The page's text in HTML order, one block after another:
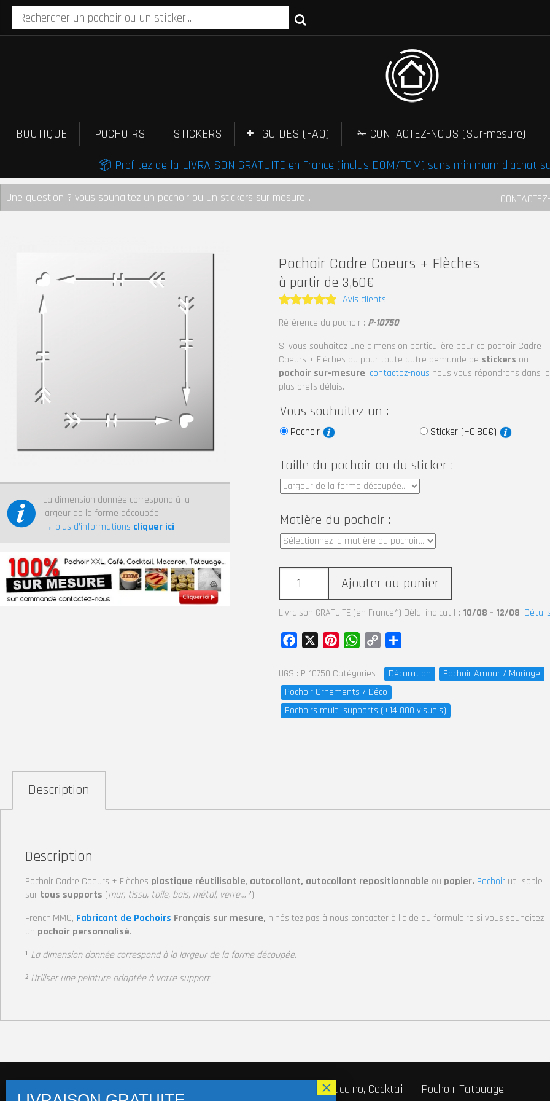
BOUTIQUE POCHOIRS STICKERS GUIDES (FAQ)
✁ CONTACTEZ-NOUS (Sur-mesure)
📦 Profitez de la LIVRAISON GRATUITE en France (inclus DOM/TOM) sans minimum d'achat
Une question ? vous souhaitez un pochoir ou un stickers sur mesure...
La dimension donnée correspond à la
largeur de la forme découpée.
→ plus d’informations cliquer ici
Pochoir Cadre Coeurs + Flèches
à partir de 3,60€
Note 5
Avis clients
Référence du pochoir : P-10750
Si vous souhaitez une dimension particulière pour ce pochoir Cadre
Coeurs + Flèches ou pour toute autre demande de stickers ou
pochoir sur-mesure, contactez-nous nous vous répondrons dans
plus brefs délais.
Vous souhaitez un :
Pochoir Sticker (+0,80€)
Taille du pochoir ou du sticker :
Matière du pochoir :
Ajouter au panier
Livraison GRATUITE (en France*) Délai indicatif : 10/08 - 12/08.
UGS : P-10750 Catégories : Décoration
Pochoir Amour / Mariage
Pochoir Ornements / Déco
Pochoirs multi-supports (+14 800 visuels)
Facebook PinterestWhatsApp
Copy
Link
Description
Description
Pochoir Cadre Coeurs + Flèches plastique réutilisable, autocollant, autocollant repositionnable ou papier. Pochoir utilisable
sur tous supports (mur, tissu, toile, bois, métal, verre… ²).
FrenchIMMO, Fabricant de Pochoirs Français sur mesure, n’hésitez pas à nous contacter à l’aide du formulaire si vous souhaitez
un pochoir personnalisé.
¹ La dimension donnée correspond à la largeur de la forme découpée.
² Utiliser une peinture adaptée à votre support.
Pochoir Café, Cappuccino, Cocktail
Pochoir Tatouage